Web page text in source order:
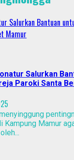
Salurkan Bantuan
Mamur
Salurkan
Paroki Santa
Kampung Mamur